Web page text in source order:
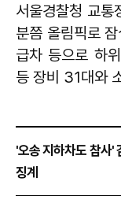
서울경찰청 교
분쯤 올림픽로
급차 등으로 하
등 장비 31대와
'오송 지하차도 참사'
징계